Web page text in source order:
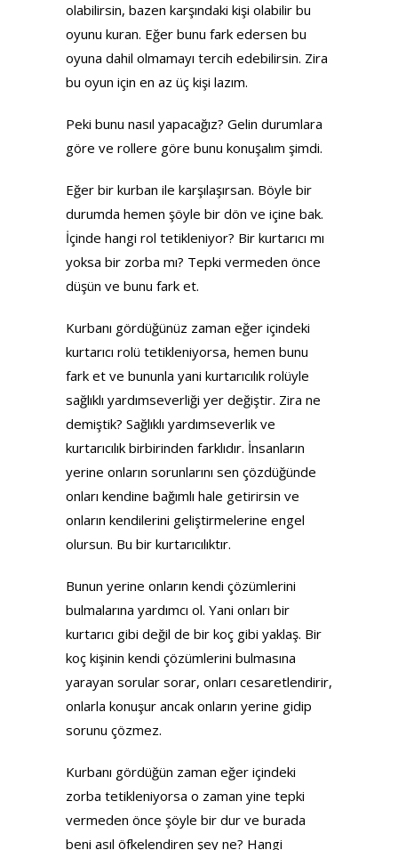
olabilirsin, bazen karşındaki kişi olabilir bu
oyunu kuran. Eğer bunu fark edersen bu
oyuna dahil olmamayı tercih edebilirsin. Zira
bu oyun için en az üç kişi lazım.
Peki bunu nasıl yapacağız? Gelin durumlara
göre ve rollere göre bunu konuşalım şimdi.
Eğer bir kurban ile karşılaşırsan. Böyle bir
durumda hemen şöyle bir dön ve içine bak.
İçinde hangi rol tetikleniyor? Bir kurtarıcı mı
yoksa bir zorba mı? Tepki vermeden önce
düşün ve bunu fark et.
Kurbanı gördüğünüz zaman eğer içindeki
kurtarıcı rolü tetikleniyorsa, hemen bunu
fark et ve bununla yani kurtarıcılık rolüyle
sağlıklı yardımseverliği yer değiştir. Zira ne
demiştik? Sağlıklı yardımseverlik ve
kurtarıcılık birbirinden farklıdır. İnsanların
yerine onların sorunlarını sen çözdüğünde
onları kendine bağımlı hale getirirsin ve
onların kendilerini geliştirmelerine engel
olursun. Bu bir kurtarıcılıktır.
Bunun yerine onların kendi çözümlerini
bulmalarına yardımcı ol. Yani onları bir
kurtarıcı gibi değil de bir koç gibi yaklaş. Bir
koç kişinin kendi çözümlerini bulmasına
yarayan sorular sorar, onları cesaretlendirir,
onlarla konuşur ancak onların yerine gidip
sorunu çözmez.
Kurbanı gördüğün zaman eğer içindeki
zorba tetikleniyorsa o zaman yine tepki
vermeden önce şöyle bir dur ve burada
beni asıl öfkelendiren şey ne? Hangi